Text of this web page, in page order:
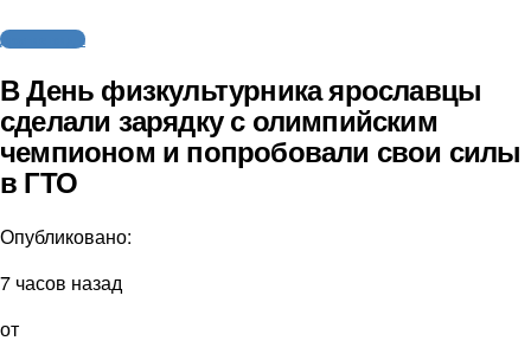
Другие виды
В День физкультурника ярославцы
сделали зарядку с олимпийским
чемпионом и попробовали свои силы
в ГТО
Опубликовано:
7 часов назад
от